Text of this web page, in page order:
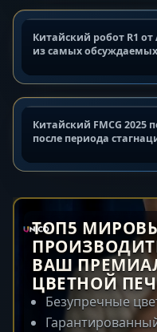
АНАЛИТИКА И ОБЗОРЫ
Китайский робот R1
из самых обсуждаемых
представила робота
АНАЛИТИКА И ОБЗОРЫ
Китайский
продаж и
Китайский FMCG 2025
после периода
Goods) растёт
ТОП5
ВАШ
ЦВЕТНОЙ
Безупречные